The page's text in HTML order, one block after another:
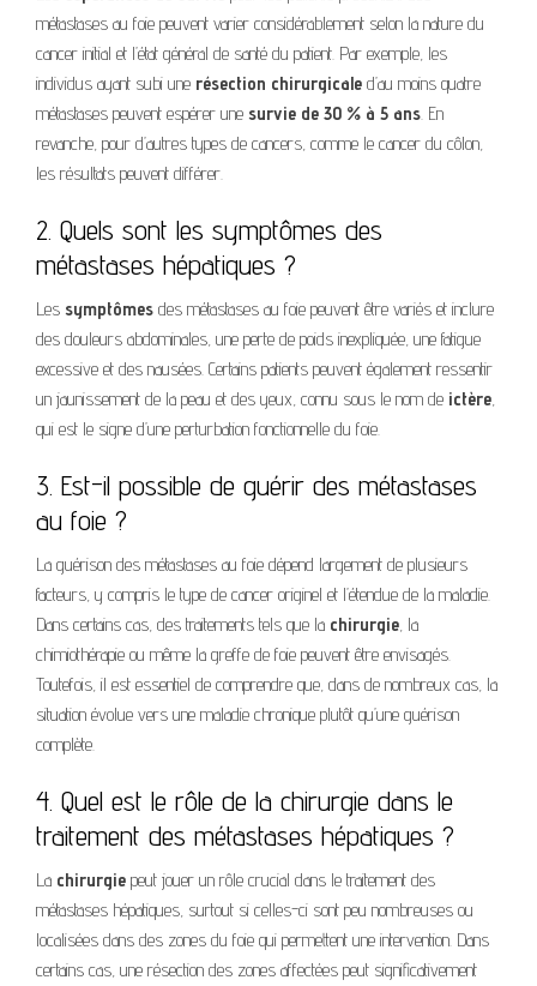
métastases au foie peuvent varier considérablement selon la nature du
cancer initial et l’état général de santé du patient. Par exemple, les
individus ayant subi une résection chirurgicale d’au moins quatre
métastases peuvent espérer une survie de 30 % à 5 ans. En
revanche, pour d’autres types de cancers, comme le cancer du côlon,
les résultats peuvent différer.
2. Quels sont les symptômes des
métastases hépatiques ?
Les symptômes des métastases au foie peuvent être variés et inclure
des douleurs abdominales, une perte de poids inexpliquée, une fatigue
excessive et des nausées. Certains patients peuvent également ressentir
un jaunissement de la peau et des yeux, connu sous le nom de ictère,
qui est le signe d’une perturbation fonctionnelle du foie.
3. Est-il possible de guérir des métastases
au foie ?
La guérison des métastases au foie dépend largement de plusieurs
facteurs, y compris le type de cancer originel et l’étendue de la maladie.
Dans certains cas, des traitements tels que la chirurgie, la
chimiothérapie ou même la greffe de foie peuvent être envisagés.
Toutefois, il est essentiel de comprendre que, dans de nombreux cas, la
situation évolue vers une maladie chronique plutôt qu’une guérison
complète.
4. Quel est le rôle de la chirurgie dans le
traitement des métastases hépatiques ?
La chirurgie peut jouer un rôle crucial dans le traitement des
métastases hépatiques, surtout si celles-ci sont peu nombreuses ou
localisées dans des zones du foie qui permettent une intervention. Dans
certains cas, une résection des zones affectées peut significativement